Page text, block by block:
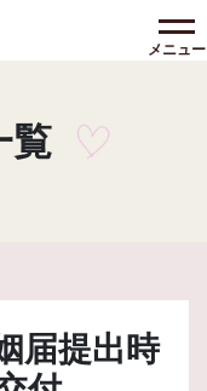
メニュー
覧
届提出時